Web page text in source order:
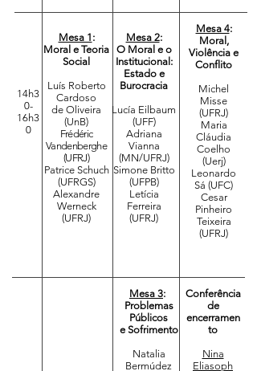
Mesa 1 :
Moral e Teoria
Social
Luís Roberto
Cardoso
de Oliveira
(UnB)
Frédéric
Vandenberghe
(UFRJ)
Patrice Schuch
(UFRGS)
Alexandre
Werneck
(UFRJ)
Mesa 2:
O Moral e o
Institucional:
Estado e
Burocracia
Lucía Eilbaum
(UFF)
Adriana
Vianna
(MN/UFRJ)
Simone Britto
(UFPB)
Letícia
Ferreira
(UFRJ)
Mesa 3:
Problemas
Públicos
e Sofrimento
Natalia
Bermúdez
Conferência
de
encerramen
to
Nina
Eliasoph
14h3
0-
16h3
0
Mesa 4:
Moral,
Violência e
Conflito
Michel
Misse
(UFRJ)
Maria
Cláudia
Coelho
(Uerj)
Leonardo
Sá (UFC)
Cesar
Pinheiro
Teixeira
(UFRJ)